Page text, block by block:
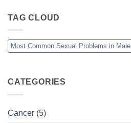
TAG CLOUD
Most Common Sexual Problems in Male
CATEGORIES
Cancer (5)